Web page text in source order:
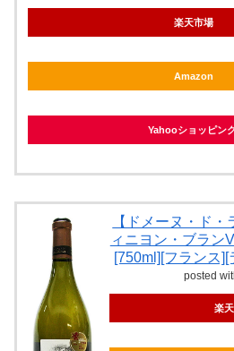
楽天市場
Amazon
Yahooショッピン
【ドメーヌ・ド
ィニヨン・ブラン
[750ml][フランス][
posted
楽